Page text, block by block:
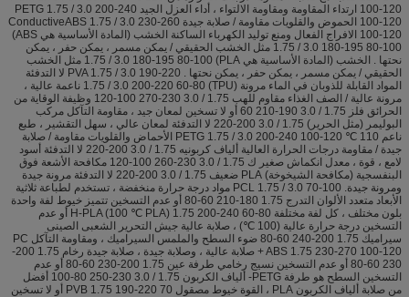
100-120 ارتداء المقاومة ومقاومة الالتواء ، أداء العزل الجيد PETG 1.75 / 3.0 200-240
100-120 الحموض والقلويات مقاومة / صلابة جيدة ConductiveABS 1.75 / 3.0 230-260
100-120 الافراج الفعال ومنع توليد الكهرباء الساكنة الخشب (المادة الأساسية هي ABS)
1.75 / 3.0 180-195 80-100 مثل الخشب الحقيقي / يمكن مسمر ، يمكن حفر ، يمكن
نحتها . الخشب (المادة الأساسية هي PLA) 1.75 / 3.0 180-195 80-100 مثل الخشب
الحقيقي / يمكن مسمر ، يمكن حفر ، يمكن نحتها . PVA 1.75 / 3.0 190-220 لا التدفئة
المواد القابلة للذوبان في الماء مرونة (TPU) 1.75 / 3.0 200-220 60-80 ناعمة عالية ،
مرونة عالية / الصف الغذاء مقاوم للهب 1.75 / 3.0 230-270 100-120 وظيفة الوقاية من
الحرائق فلز 1.75 / 3.0 190-210 60 أو لا تسخين لمعان جيد ، مقاومة التآكل مركب
البوليمر (مثل الحرير) 1.75 / 3.0 200-220 لا التدفئة لمعان عالي ، سهل التقشير ، طبع
ناعم 110 ℃ PETG 1.75 / 3.0 200-240 100-120 الأحماض والقلويات مقاومة / صلابة
جيدة / مقاومة درجات الحرارة العالية ألياف كربونيه 1.75 / 3.0 200-220 لا التدفئة أسود
لامع ، قوة ، معدل انكماش صغير ك 1.75 / 3.0 230-260 100-120 مكافحة الأشعة فوق
البنفسجية (مكافحة الشيخوخة) PLA ضعيف 1.75 / 3.0 200-220 لا التدفئة مرونة جيدة
ومرونة جيدة. PCL 1.75 / 3.0 70-100 مواد درجة حرارة منخفضة ، تستخدم لطباعة ثلاثية
الأبعاد متعدد الألوان التدرج 1.75 180-210 60-80 أو عدم التسخين تتميز خيوط لفة واحدة
بلون مختلف ، كل لفة مختلفة H-PLA (100 ℃ PLA) 1.75 200-240 60-80 أو عدم
التسخين درجة حرارة عالية (100 ℃) ، صلابة عالية جيش التحرير الشعبى الصينى
سيراميك 1.75 200-240 60-80 ضوء السطح والملمس السيراميك ، ومقاومة التآكل PC
+ ABS 1.75 230-270 100-120 صلابة عالية ، وصلابة جيدة ، صلابة جيدة رخام 1.75 200-
230 60-80 أو عدم التسخين نسيج رخامي طرفة عين 1.75 200-230 60-80 أو عدم
التسخين السطح هو طرفة PETG- ألياف الكربون 1.75 / 3.0 230-250 80-100 أفضل
من صلابة ألياف الكربون PLA ، القوة خيوط مصقول PVB 1.75 190-220 70 أو لا تسخين